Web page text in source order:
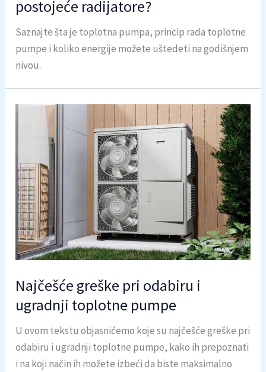
postojeće radijatore?
Saznajte šta je toplotna pumpa, princip rada toplotne
pumpe i koliko energije možete uštedeti na godišnjem
nivou.
Najčešće greške pri odabiru i
ugradnji toplotne pumpe
U ovom tekstu objasnićemo koje su najčešće greške pri
odabiru i ugradnji toplotne pumpe, kako ih prepoznati
i na koji način ih možete izbeći da biste maksimalno